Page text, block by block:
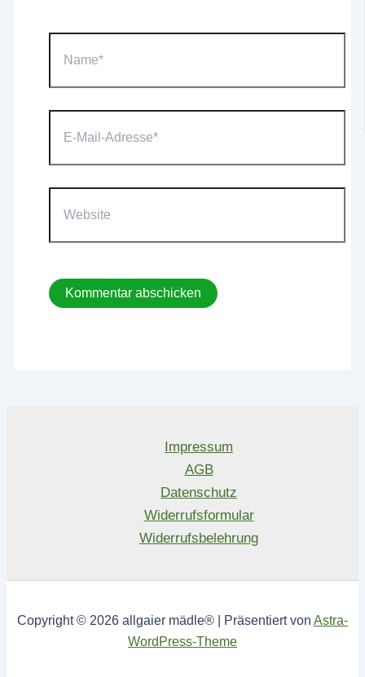
Mail-
Impressum
AGB
Datenschutz
Widerrufsformular
Widerrufsbelehrung
Copyright © 2026 allgaier mädle® | Präsentiert von Astra-
WordPress-Theme